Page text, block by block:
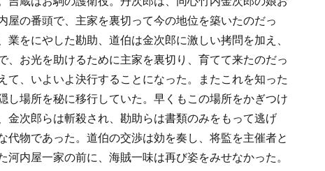
の番頭で、主家を裏切って今の地位を築いたのだっ
をにやした勘助、道伯は金次郎に激しい拷問を加え、
お光を助けるために主家を裏切り、育てて来たのだっ
て、いよいよ決行することになった。またこれを知った
し場所を秘に移行していた。早くもこの場所をかぎつけ
金次郎らは斬殺され、勘助らは書類のみをもって逃げ
代物であった。道伯の交渉は効を奏し、将監を主催者と
内屋一家の前に、海賊一味は再び姿をみせなかった。